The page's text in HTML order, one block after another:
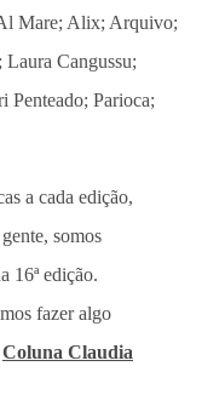
Mare; Alix; Arquivo;
Cangussu;
Parioca;
a cada edição,
somos
16ª edição.
fazer algo
Coluna Claudia